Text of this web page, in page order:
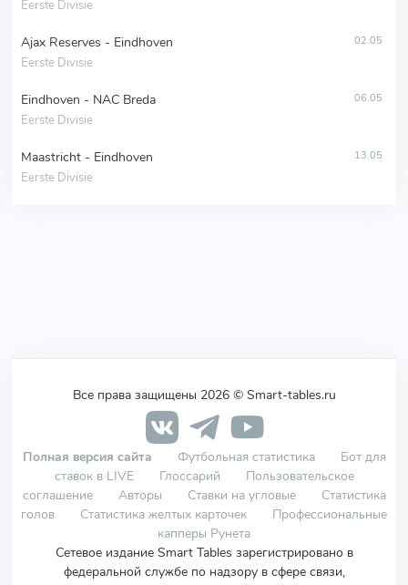
Eerste Divisie
Ajax Reserves - Eindhoven
Eerste Divisie
02.05
Eindhoven - NAC Breda
Eerste Divisie
06.05
Maastricht - Eindhoven
Eerste Divisie
13.05
Все права защищены 2026 © Smart-tables.ru
Полная версия сайта Футбольная статистика
Бот для
ставок в LIVE
Глоссарий
Пользовательское
соглашение
Авторы Ставки на угловые
Статистика
голов
Статистика желтых карточек
Профессиональные
капперы Рунета
Сетевое издание Smart Tables зарегистрировано в
федеральной службе по надзору в сфере связи,